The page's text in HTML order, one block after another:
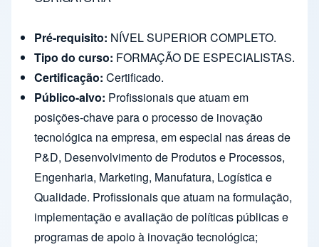
Pré-requisito: NÍVEL SUPERIOR COMPLETO.
Tipo do curso: FORMAÇÃO DE ESPECIALISTAS.
Certificação: Certificado.
Público-alvo: Profissionais que atuam em
posições-chave para o processo de inovação
tecnológica na empresa, em especial nas áreas de
P&D, Desenvolvimento de Produtos e Processos,
Engenharia, Marketing, Manufatura, Logística e
Qualidade. Profissionais que atuam na formulação,
implementação e avaliação de políticas públicas e
programas de apoio à inovação tecnológica;